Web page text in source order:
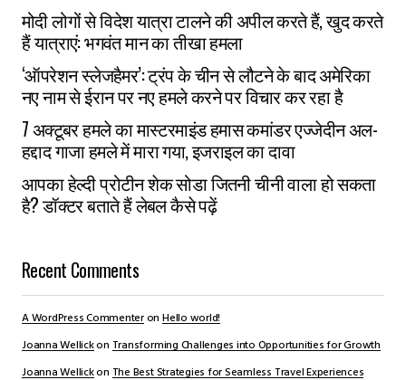
मोदी लोगों से विदेश यात्रा टालने की अपील करते हैं, खुद करते
हैं यात्राएं: भगवंत मान का तीखा हमला
‘ऑपरेशन स्लेजहैमर’: ट्रंप के चीन से लौटने के बाद अमेरिका
नए नाम से ईरान पर नए हमले करने पर विचार कर रहा है
7 अक्टूबर हमले का मास्टरमाइंड हमास कमांडर एज्जेदीन अल-
हद्दाद गाजा हमले में मारा गया, इजराइल का दावा
आपका हेल्दी प्रोटीन शेक सोडा जितनी चीनी वाला हो सकता
है? डॉक्टर बताते हैं लेबल कैसे पढ़ें
Recent Comments
A WordPress CommenteronHello world!
Joanna Wellickon Transforming Challenges into Opportunities for Growth
Joanna Wellickon The Best Strategies for Seamless Travel Experiences